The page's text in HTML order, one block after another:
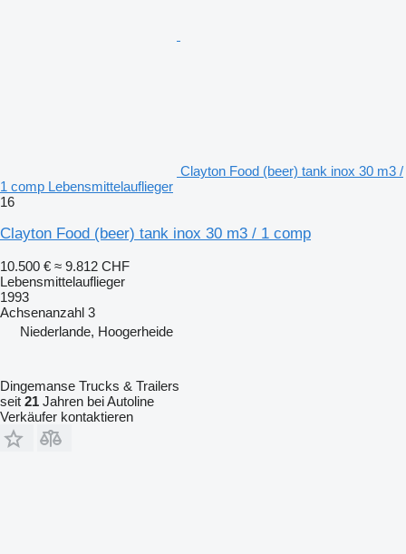
Clayton Food (beer) tank inox 30 m3 /
1 comp Lebensmittelauflieger
16
Clayton Food (beer) tank inox 30 m3 / 1 comp
10.500 € ≈ 9.812 CHF
Lebensmittelauflieger
1993
Achsenanzahl 3
Niederlande, Hoogerheide
Dingemanse Trucks & Trailers
seit 21 Jahren bei Autoline
Verkäufer kontaktieren